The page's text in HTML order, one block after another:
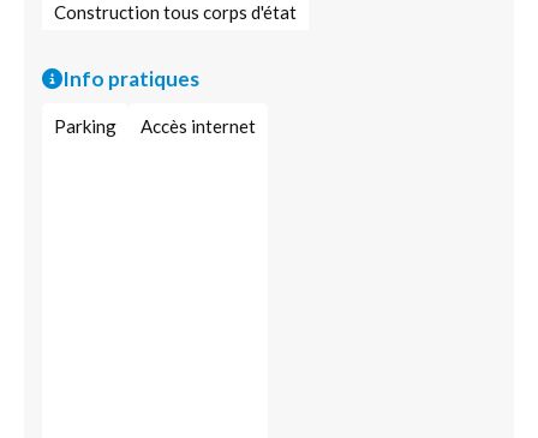
Construction tous corps d'état
Info pratiques
Parking Accès internet